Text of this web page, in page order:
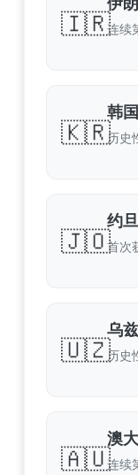
🇮🇷连续
🇰🇷
韩国
历史
🇯🇴
约旦
首次
🇺🇿
乌
历史
🇦🇺
澳
连续